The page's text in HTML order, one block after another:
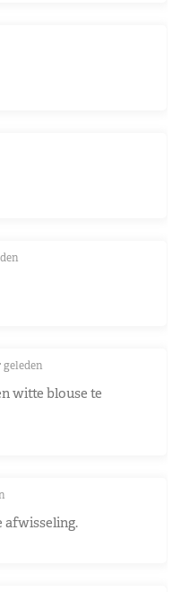
geleden
witte blouse te
afwisseling.